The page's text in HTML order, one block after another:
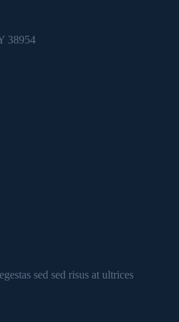
38954
sed sed risus at ultrices